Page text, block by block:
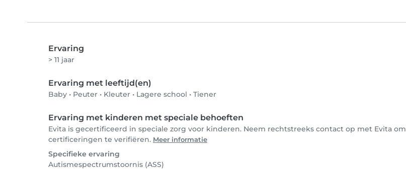
Ervaring
> 11 jaar
Ervaring met leeftijd(en)
Baby • Peuter • Kleuter • Lagere school • Tiener
Ervaring met kinderen met speciale behoeften
Evita is gecertificeerd in speciale zorg voor kinderen. Neem rechtstreeks contact op met Evita om
certificeringen te verifiëren. Meer informatie
Specifieke ervaring
Autismespectrumstoornis (ASS)